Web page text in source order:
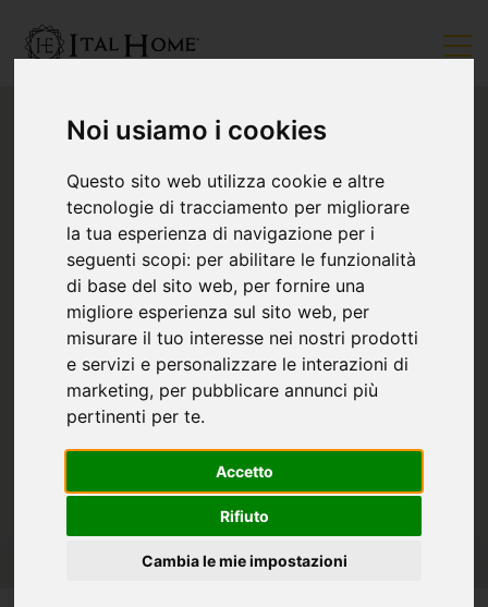
Noi usiamo i cookies
Questo sito web utilizza cookie e altre
tecnologie di tracciamento per migliorare
la tua esperienza di navigazione per i
seguenti scopi: per abilitare le funzionalità
di base del sito web, per fornire una
migliore esperienza sul sito web, per
misurare il tuo interesse nei nostri prodotti
e servizi e personalizzare le interazioni di
marketing, per pubblicare annunci più
pertinenti per te.
Accetto
Rifiuto
Cambia le mie impostazioni